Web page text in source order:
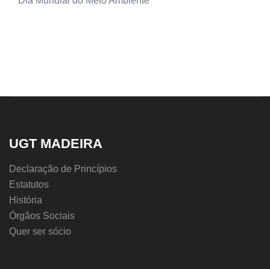
UGT MADEIRA
Declaração de Princípios
Estatutos
História
Órgãos Sociais
Quer ser sócio